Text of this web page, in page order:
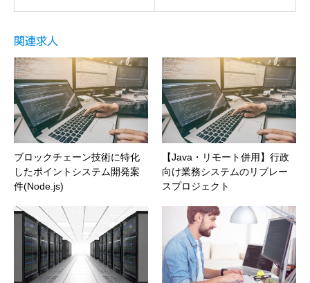
関連求人
ブロックチェーン技術に特化
したポイントシステム開発案
件(Node.js)
【Java・リモート併用】行政
向け業務システムのリプレー
スプロジェクト